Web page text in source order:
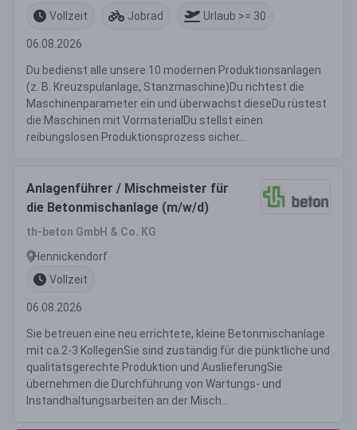
Vollzeit
Jobrad Urlaub >= 30
06.08.2026
Du bedienst alle unsere 10 modernen Produktionsanlagen
(z. B. Kreuzspulanlage, Stanzmaschine)Du richtest die
Maschinenparameter ein und überwachst dieseDu rüstest
die Maschinen mit VormaterialDu stellst einen
reibungslosen Produktionsprozess sicher...
Anlagenführer / Mischmeister für
die Betonmischanlage (m/w/d)
th-beton GmbH & Co. KG
Hennickendorf
Vollzeit
06.08.2026
Sie betreuen eine neu errichtete, kleine Betonmischanlage
mit ca.2-3 KollegenSie sind zuständig für die pünktliche und
qualitätsgerechte Produktion und AuslieferungSie
übernehmen die Durchführung von Wartungs- und
Instandhaltungsarbeiten an der Misch...